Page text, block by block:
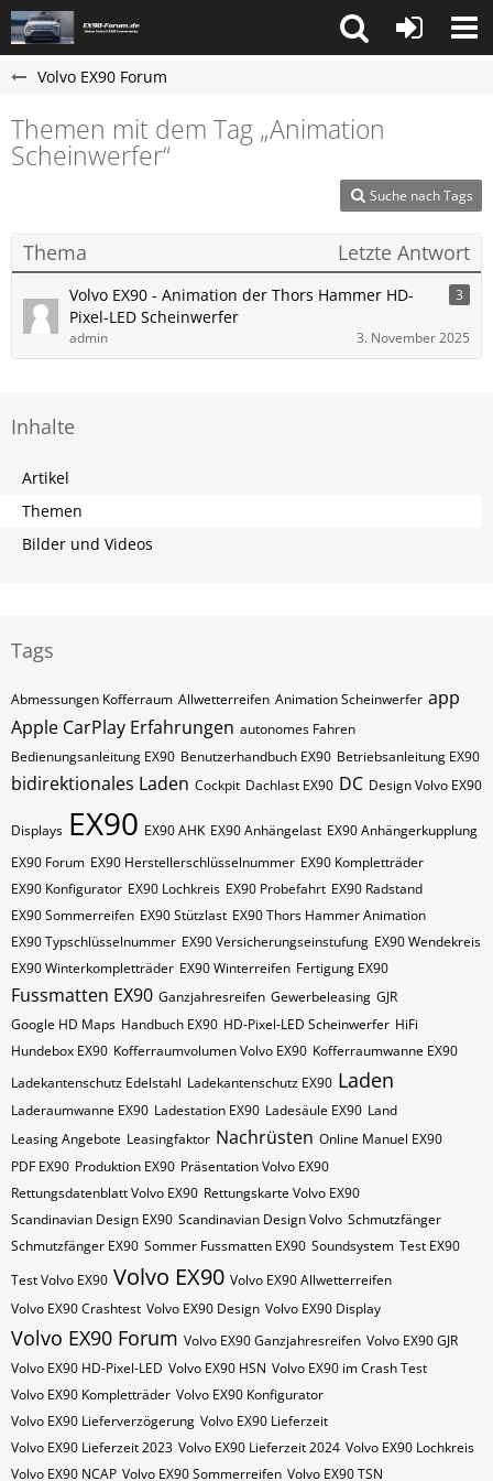
Volvo EX90 Forum
Themen mit dem Tag „Animation
Scheinwerfer“
Suche nach Tags
Thema Letzte Antwort
Volvo EX90 - Animation der Thors Hammer HD-
Pixel-LED Scheinwerfer
3
admin 3. November 2025
Inhalte
Artikel
Themen
Bilder und Videos
Tags
Abmessungen Kofferraum Allwetterreifen Animation Scheinwerfer app
Apple CarPlay Erfahrungen autonomes Fahren
Bedienungsanleitung EX90 Benutzerhandbuch EX90 Betriebsanleitung EX90
bidirektionales Laden Cockpit Dachlast EX90 DC Design Volvo EX90
Displays EX90 EX90 AHK EX90 Anhängelast EX90 Anhängerkupplung
EX90 Forum EX90 Herstellerschlüsselnummer EX90 Kompletträder
EX90 Konfigurator EX90 Lochkreis EX90 Probefahrt EX90 Radstand
EX90 Sommerreifen EX90 Stützlast EX90 Thors Hammer Animation
EX90 Typschlüsselnummer EX90 Versicherungseinstufung EX90 Wendekreis
EX90 Winterkompletträder EX90 Winterreifen Fertigung EX90
Fussmatten EX90 Ganzjahresreifen Gewerbeleasing GJR
Google HD Maps Handbuch EX90 HD-Pixel-LED Scheinwerfer HiFi
Hundebox EX90 Kofferraumvolumen Volvo EX90 Kofferraumwanne EX90
Ladekantenschutz Edelstahl Ladekantenschutz EX90 Laden
Laderaumwanne EX90 Ladestation EX90 Ladesäule EX90 Land
Leasing Angebote Leasingfaktor Nachrüsten Online Manuel EX90
PDF EX90 Produktion EX90 Präsentation Volvo EX90
Rettungsdatenblatt Volvo EX90 Rettungskarte Volvo EX90
Scandinavian Design EX90 Scandinavian Design Volvo Schmutzfänger
Schmutzfänger EX90 Sommer Fussmatten EX90 Soundsystem Test EX90
Test Volvo EX90 Volvo EX90 Volvo EX90 Allwetterreifen
Volvo EX90 Crashtest Volvo EX90 Design Volvo EX90 Display
Volvo EX90 Forum Volvo EX90 Ganzjahresreifen Volvo EX90 GJR
Volvo EX90 HD-Pixel-LED Volvo EX90 HSN Volvo EX90 im Crash Test
Volvo EX90 Kompletträder Volvo EX90 Konfigurator
Volvo EX90 Lieferverzögerung Volvo EX90 Lieferzeit
Volvo EX90 Lieferzeit 2023 Volvo EX90 Lieferzeit 2024 Volvo EX90 Lochkreis
Volvo EX90 NCAP Volvo EX90 Sommerreifen Volvo EX90 TSN